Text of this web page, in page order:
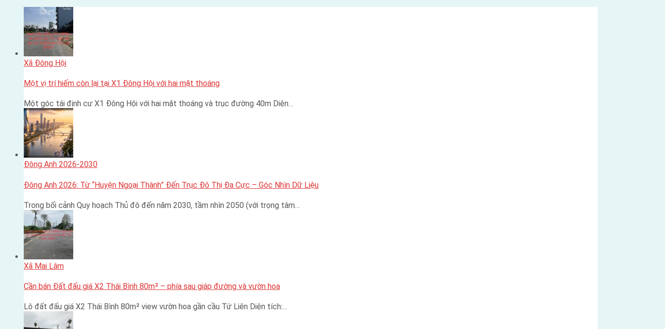
Xã Đông Hội
Một vị trí hiếm còn lại tại X1 Đông Hội với hai mặt thoáng
Một góc tái định cư X1 Đông Hội với hai mặt thoáng và trục đường 40m Diện…
Đông Anh 2026-2030
Đông Anh 2026: Từ “Huyện Ngoại Thành” Đến Trục Đô Thị Đa Cực – Góc Nhìn Dữ Liệu
Trong bối cảnh Quy hoạch Thủ đô đến năm 2030, tầm nhìn 2050 (với trọng tâm…
Xã Mai Lâm
Cần bán Đất đấu giá X2 Thái Bình 80m² – phía sau giáp đường và vườn hoa
Lô đất đấu giá X2 Thái Bình 80m² view vườn hoa gần cầu Tứ Liên Diện tích:…